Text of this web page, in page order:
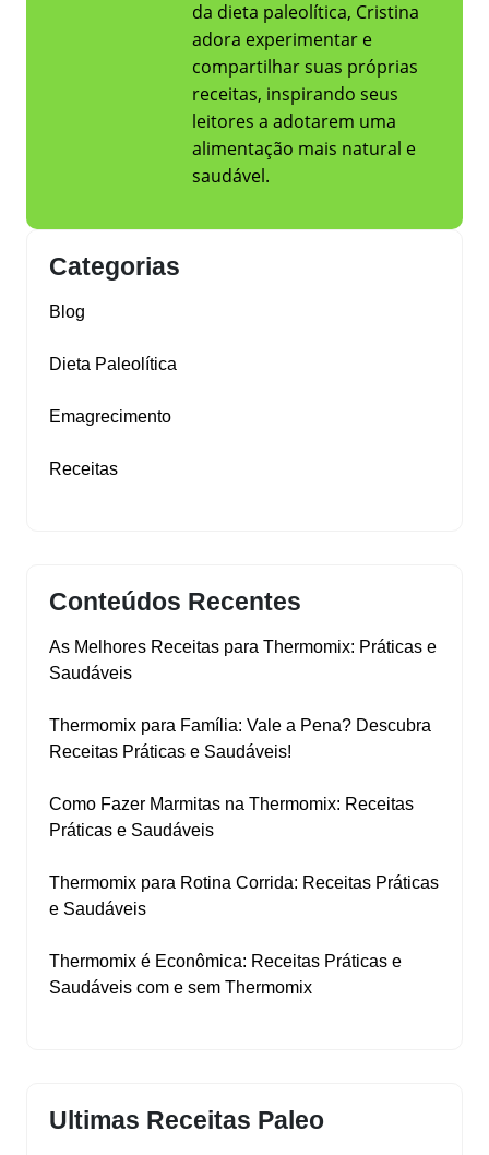
da dieta paleolítica, Cristina
adora experimentar e
compartilhar suas próprias
receitas, inspirando seus
leitores a adotarem uma
alimentação mais natural e
saudável.
Categorias
Blog
Dieta Paleolítica
Emagrecimento
Receitas
Conteúdos Recentes
As Melhores Receitas para Thermomix: Práticas e
Saudáveis
Thermomix para Família: Vale a Pena? Descubra
Receitas Práticas e Saudáveis!
Como Fazer Marmitas na Thermomix: Receitas
Práticas e Saudáveis
Thermomix para Rotina Corrida: Receitas Práticas
e Saudáveis
Thermomix é Econômica: Receitas Práticas e
Saudáveis com e sem Thermomix
Ultimas Receitas Paleo